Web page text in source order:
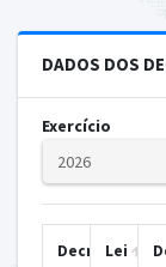
DADOS DOS
Exercício
Decreto
Lei